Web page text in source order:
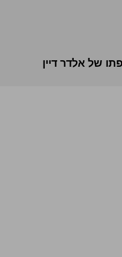
של אלדר דיין